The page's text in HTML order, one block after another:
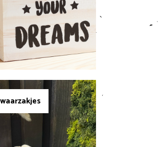
E
N
R
U
C
T
E
N
I
N